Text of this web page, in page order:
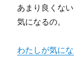
あまり良くな
気になるの。
わたしが気に